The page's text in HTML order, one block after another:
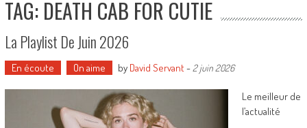
TAG: DEATH CAB FOR CUTIE
La Playlist De Juin 2026
En écoute On aime by David Servant- 2 juin 2026
Le meilleur de
l’actualité